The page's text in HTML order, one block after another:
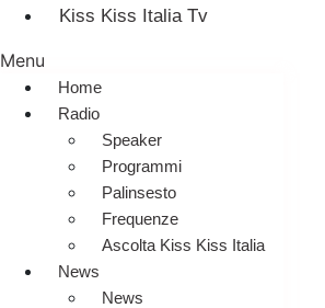
Kiss Kiss Italia Tv
Menu
Home
Radio
Speaker
Programmi
Palinsesto
Frequenze
Ascolta Kiss Kiss Italia
News
News